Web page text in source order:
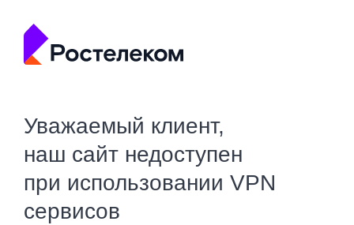
Уважаемый клиент,
наш сайт недоступен
при использовании VPN
сервисов